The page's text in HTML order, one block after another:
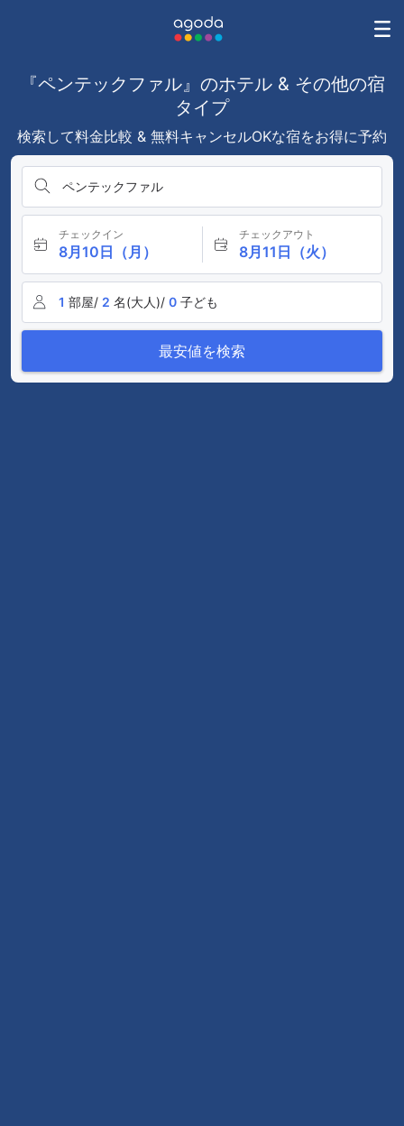
『ペンテックファル』のホテル & その他の宿
タイプ
検索して料金比較 & 無料キャンセルOKな宿をお得に予約
ペンテックファル
チェックイン
8月10日（月）
チェックアウト
8月11日（火）
1 部屋/ 2 名(大人)/ 0 子ども
最安値を検索